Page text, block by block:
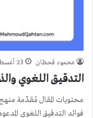
محمود قحطان 23 أغسطس، 2023
التدقيق اللغوي
محتويات المقال مُقدّمة
فوائد التدقيق اللغوي